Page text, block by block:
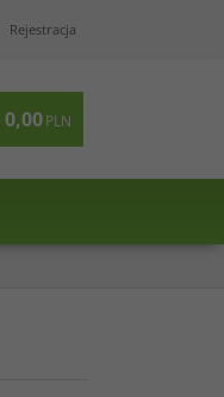
Rejestracja
0,00PLN